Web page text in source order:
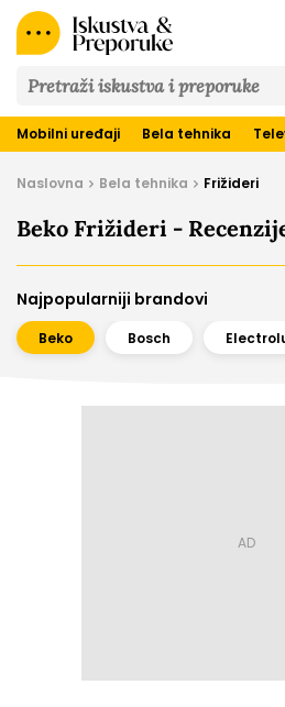
&
Preporuke
Mobilni uređaji Bela tehnika
Naslovna Bela tehnika Frižideri
Beko Frižideri -
Najpopularniji brandovi
Beko Bosch